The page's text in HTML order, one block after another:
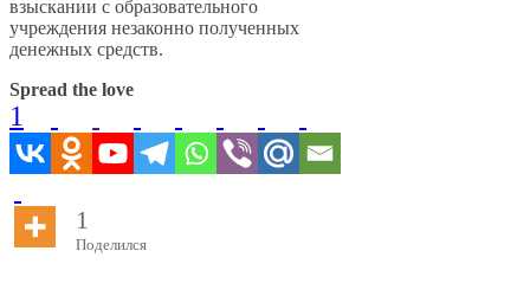
взыскании с образовательного
учреждения незаконно полученных
денежных средств.
Spread the love
1
1
Поделился